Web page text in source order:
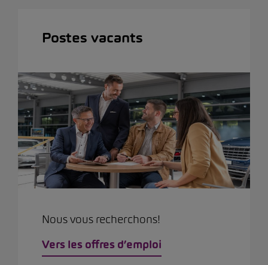
Postes vacants
Nous vous recherchons!
Vers les offres d’emploi